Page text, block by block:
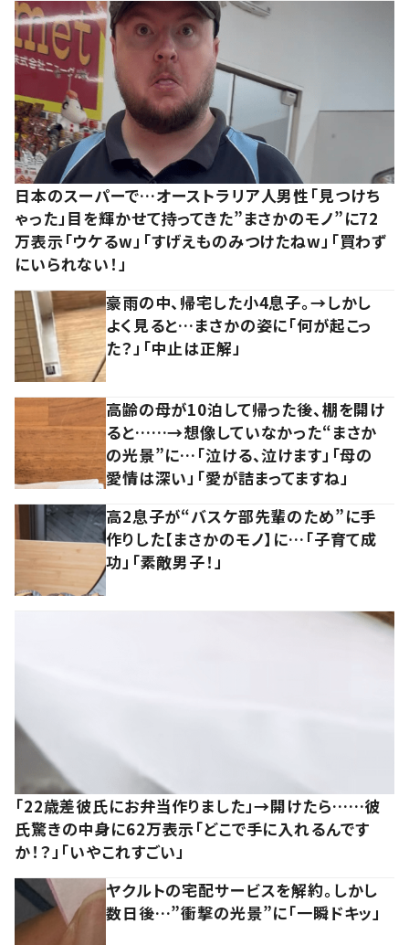
日本のスーパーで…オーストラリア人男性「見つけち
ゃった」目を輝かせて持ってきた”まさかのモノ”に72
万表示「ウケるw」「すげえものみつけたねw」「買わず
にいられない！」
豪雨の中、帰宅した小4息子。→しかし
よく見ると…まさかの姿に「何が起こっ
た？」「中止は正解」
高齢の母が10泊して帰った後、棚を開け
ると……→想像していなかった“まさか
の光景”に…「泣ける、泣けます」「母の
愛情は深い」「愛が詰まってますね」
高2息子が“バスケ部先輩のため”に手
作りした【まさかのモノ】に…「子育て成
功」「素敵男子！」
「22歳差彼氏にお弁当作りました」→開けたら……彼
氏驚きの中身に62万表示「どこで手に入れるんです
か！？」「いやこれすごい」
ヤクルトの宅配サービスを解約。しかし
数日後…”衝撃の光景”に「一瞬ドキッ」